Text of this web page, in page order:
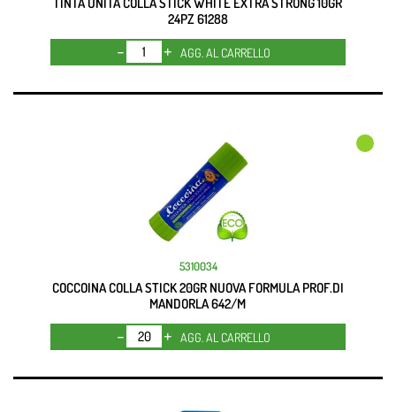
24PZ 61288
Quantità
AGG. AL CARRELLO
5310034
COCCOINA COLLA STICK 20GR NUOVA FORMULA PROF.DI
MANDORLA 642/M
Quantità
AGG. AL CARRELLO